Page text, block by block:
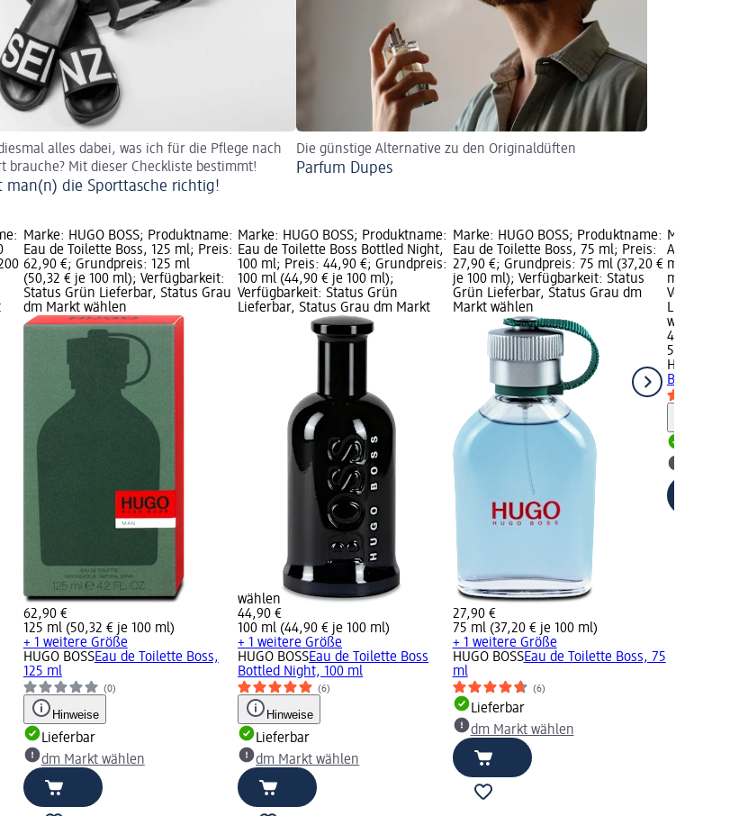
alles dabei, was ich für die Pflege nach
brauche? Mit dieser Checkliste bestimmt!
man(n) die Sporttasche richtig!
Die günstige Alternative zu den Originaldüften
Parfum Dupes
Marke: HUGO BOSS; Produktname:
Eau de Toilette Boss, 125 ml; Preis:
62,90 €; Grundpreis: 125 ml
(50,32 € je 100 ml); Verfügbarkeit:
Status Grün Lieferbar, Status Grau
dm Markt wählen
62,90 €
125 ml (50,32 € je 100 ml)
+ 1 weitere Größe
HUGO BOSSEau de Toilette Boss,
125 ml
(0)
Hinweise
Lieferbar
dm Markt wählen
Marke: HUGO BOSS; Produktname:
Eau de Toilette Boss Bottled Night,
100 ml; Preis: 44,90 €; Grundpreis:
100 ml (44,90 € je 100 ml);
Verfügbarkeit: Status Grün
Lieferbar, Status Grau dm Markt
wählen
44,90 €
100 ml (44,90 € je 100 ml)
+ 1 weitere Größe
HUGO BOSSEau de Toilette Boss
Bottled Night, 100 ml
(6)
Hinweise
Lieferbar
dm Markt wählen
Marke: HUGO BOSS; Produktname:
Eau de Toilette Boss, 75 ml; Preis:
27,90 €; Grundpreis: 75 ml (37,20 €
je 100 ml); Verfügbarkeit: Status
Grün Lieferbar, Status Grau dm
Markt wählen
27,90 €
75 ml (37,20 € je 100 ml)
+ 1 weitere Größe
HUGO BOSSEau de Toilette Boss, 75
ml
(6)
Lieferbar
dm Markt wählen
Marke:
After
ml; Preis:
ml (89,80 €
Lieferbar,
wählen
44,90 €
50 ml
HUGO BOSS
Bottled, 50